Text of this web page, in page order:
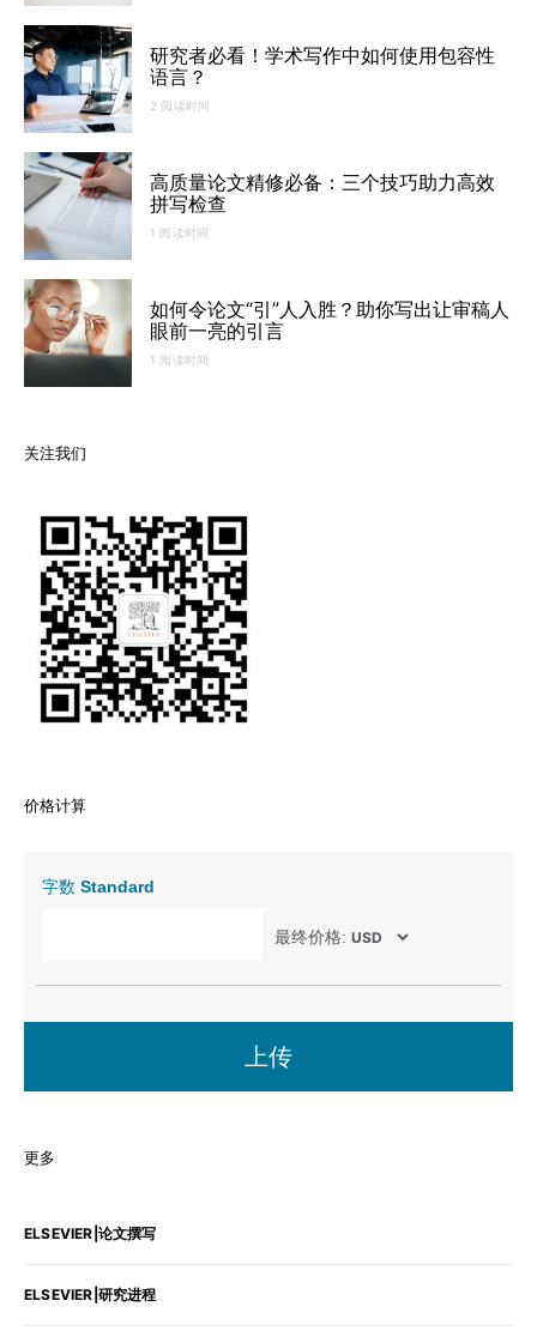
研究者必看！学术写作中如何使用包容性
语言？
2 阅读时间
高质量论文精修必备：三个技巧助力高效
拼写检查
1 阅读时间
如何令论文“引”人入胜？助你写出让审稿人
眼前一亮的引言
1 阅读时间
关注我们
价格计算
字数 Standard
最终价格:
上传
更多
ELSEVIER|论文撰写
ELSEVIER|研究进程